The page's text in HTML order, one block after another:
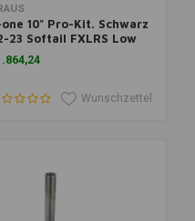
Warenkorb hinzufügen
one 10" Pro-Kit. Schwarz
23 Softail FXLRS Low
S 114
Wunschzettel